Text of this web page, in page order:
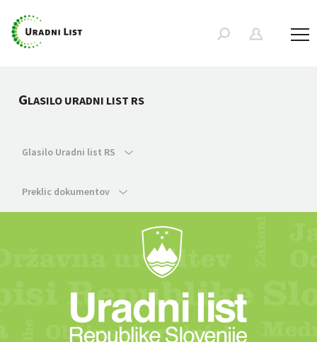
GLASILO URADNI LIST RS
Glasilo Uradni list RS
Preklic dokumentov